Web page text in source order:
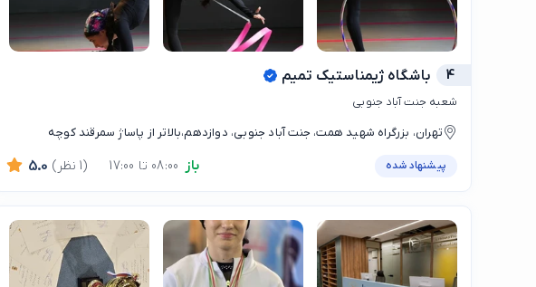
4 باشگاه ژیمناستیک تمیم
شعبه جنت آباد جنوبی
تهران، بزرگراه شهید همت، جنت آباد جنوبی، دوازدهم،بالاتر از پاساژ سمرقند کوچه
پیشنهاد شده باز 5.0 (1 نظر)